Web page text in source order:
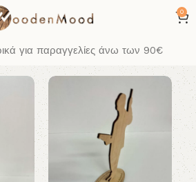
0
για παραγγελίες άνω των 90€